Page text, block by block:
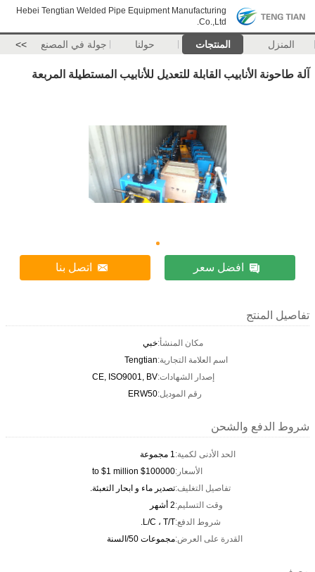
Hebei Tengtian Welded Pipe Equipment Manufacturing
Co.,Ltd.
المنزل المنتجات حولنا جولة في المصنع >>
آلة طاحونة الأنابيب القابلة للتعديل للأنابيب المستطيلة المربعة
افضل سعر اتصل بنا
تفاصيل المنتج
مكان المنشأ:خبي
اسم العلامة التجارية:Tengtian
إصدار الشهادات:CE, ISO9001, BV
رقم الموديل:ERW50
شروط الدفع والشحن
الحد الأدنى لكمية:1 مجموعة
الأسعار:$100000 to $1 million
تفاصيل التغليف:تصدير ماء و ابحار التعبئة.
وقت التسليم:2 أشهر
شروط الدفع:L/C ، T/T.
القدرة على العرض:مجموعات 50/السنة